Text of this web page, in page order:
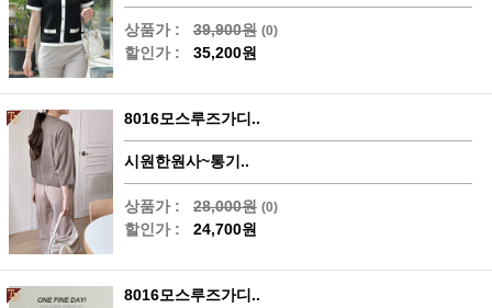
상품가 : 39,900원 (0)
할인가 : 35,200원
8016모스루즈가디..
시원한원사~통기..
상품가 : 28,000원 (0)
할인가 : 24,700원
8016모스루즈가디..